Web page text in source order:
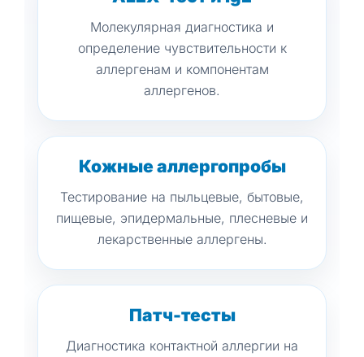
Молекулярная диагностика и
определение чувствительности к
аллергенам и компонентам
аллергенов.
Кожные аллергопробы
Тестирование на пыльцевые, бытовые,
пищевые, эпидермальные, плесневые и
лекарственные аллергены.
Патч-тесты
Диагностика контактной аллергии на